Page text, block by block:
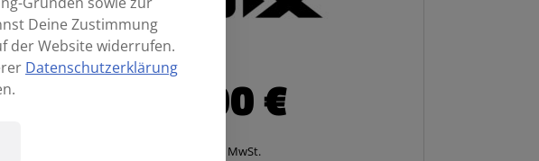
179,00 €
Enthält 20% MwSt.
Deine Zustimmung
der Website widerrufen.
Datenschutzerklärung